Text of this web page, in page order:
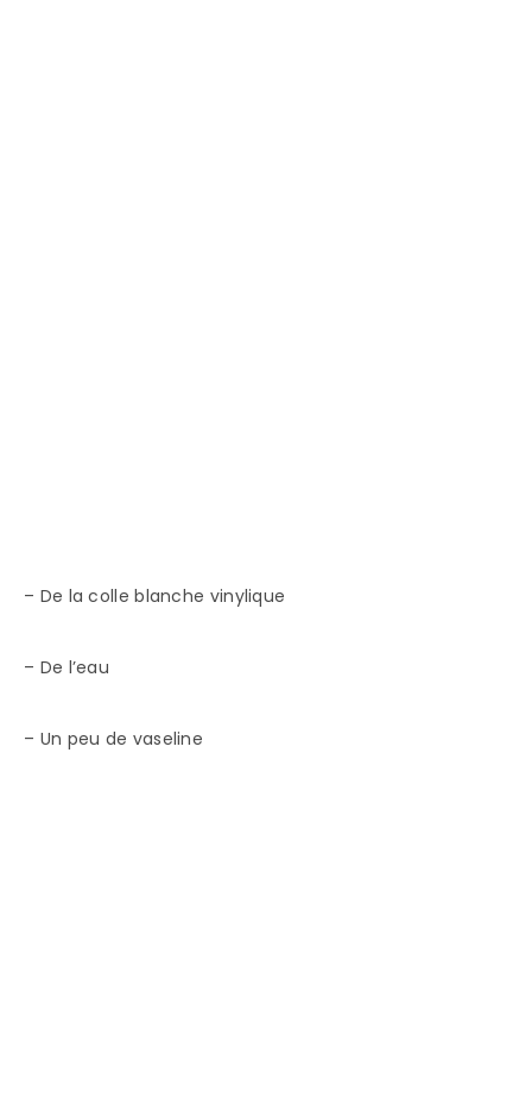
– De la colle blanche vinylique
– De l’eau
– Un peu de vaseline